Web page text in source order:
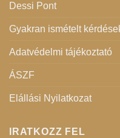
Dessi Pont
Gyakran ismételt
Adatvédelmi tájékoztató
ÁSZF
Elállási Nyilatkozat
IRATKOZZ FEL